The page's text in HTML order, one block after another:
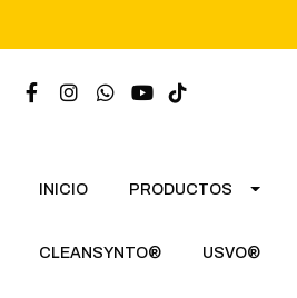
INICIO PRODUCTOS
CLEANSYNTO® USVO®